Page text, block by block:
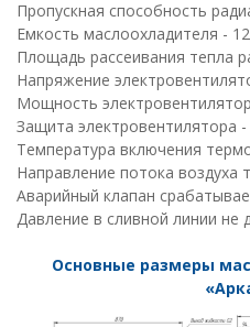
Пропускная способность
Емкость маслоохладителя -
Площадь рассеивания тепла
Напряжение
Мощность
Защита электровентилятора -
Температура включения
Направление потока воздуха
Аварийный клапан
Давление в сливной линии
Основные размеры